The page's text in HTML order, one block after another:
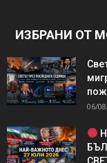
ИЗБРАНИ ОТ
06/